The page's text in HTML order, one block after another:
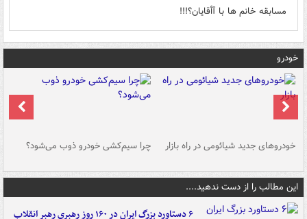
مسابقه خانم ها با آأقایان؟!!!
خودرو
خودروهای جدید شیائومی در راه بازار چرا سیم‌کشی خودرو ذوب می‌شود؟
این مطالب را از دست ندهید....
۶ دستاورد بزرگ ایران در ۱۶۰ روز رهبری رهبر انقلاب